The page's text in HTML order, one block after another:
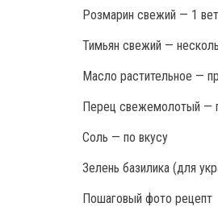
Розмарин свежий — 1
Тимьян свежий —
Масло растительное —
Перец свежемолотый —
Соль — по вкусу
Зелень базилика (для
Пошаговый фото рецепт